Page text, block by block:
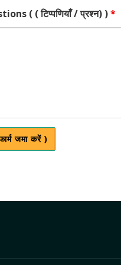
( ( टिप्पणियाँ / प्रश्न) )*